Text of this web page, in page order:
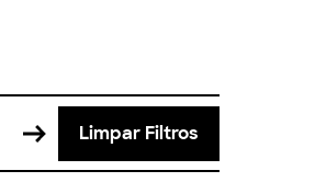
Limpar Filtros